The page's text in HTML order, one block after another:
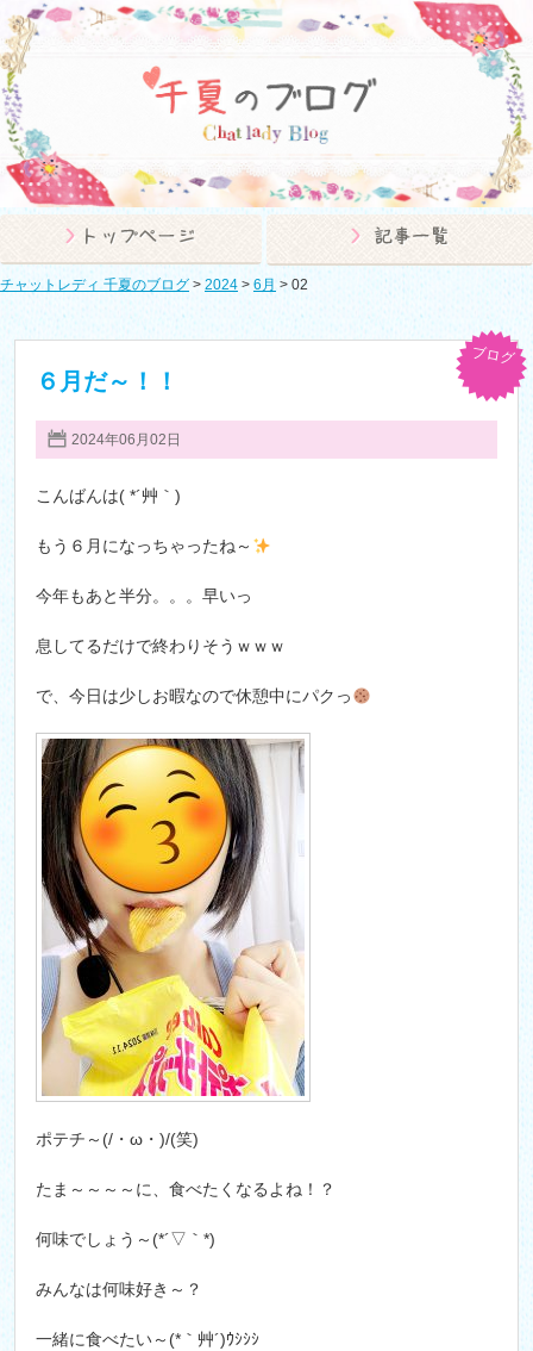
チャットレディ 千夏のブログ > 2024 > 6月 > 02
６月だ～！！
2024年06月02日
ブログ
こんばんは( *´艸｀)
もう６月になっちゃったね～
今年もあと半分。。。早いっ
息してるだけで終わりそうｗｗｗ
で、今日は少しお暇なので休憩中にパクっ
ポテチ～(/・ω・)/(笑)
たま～～～～に、食べたくなるよね！？
何味でしょう～(*´▽｀*)
みんなは何味好き～？
一緒に食べたい～(*｀艸´)ｳｼｼｼ